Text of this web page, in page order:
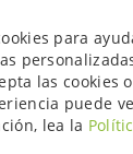
para
las cookies
puede
lea la